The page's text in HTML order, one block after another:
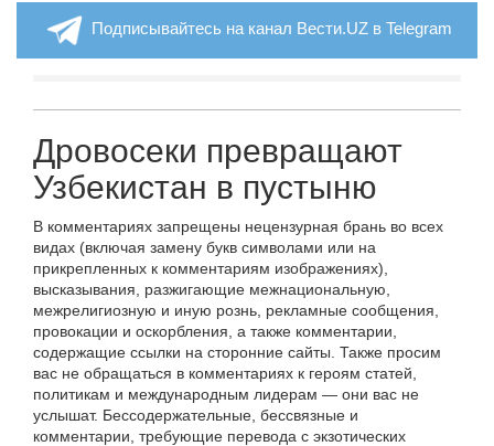
Подписывайтесь на канал Вести.UZ в Telegram
Дровосеки превращают
Узбекистан в пустыню
В комментариях запрещены нецензурная брань во всех
видах (включая замену букв символами или на
прикрепленных к комментариям изображениях),
высказывания, разжигающие межнациональную,
межрелигиозную и иную рознь, рекламные сообщения,
провокации и оскорбления, а также комментарии,
содержащие ссылки на сторонние сайты. Также просим
вас не обращаться в комментариях к героям статей,
политикам и международным лидерам — они вас не
услышат. Бессодержательные, бессвязные и
комментарии, требующие перевода с экзотических